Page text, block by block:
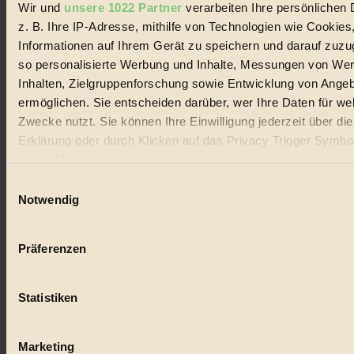
Wir und unsere 1022 Partner verarbeiten Ihre persönlichen
z. B. Ihre IP-Adresse, mithilfe von Technologien wie
Informationen auf Ihrem Gerät zu speichern und darauf
so personalisierte Werbung und Inhalte, Messungen von
Inhalten, Zielgruppenforschung sowie Entwicklung von
ermöglichen. Sie entscheiden darüber, wer Ihre Daten für
Zwecke nutzt. Sie können Ihre Einwilligung jederzeit über
Erklärung oder durch Klicken auf das Privacy Trigger
Wenn Sie es erlauben, würden wir auch gerne:
Ihr Gerät durch aktives Scannen nach bestimmten
Erfahren Sie mehr darüber, wie Ihre persönlichen Daten
Notwendig
Präferenzen
Statistiken
Marketing
GROSSER WIRBEL um Versuche, den Ozean und
seine Bewegungen festzuhalten.
Außerdem im Heft
RISKANT:Wenn Meeres- und Wildvögel im
Freilandhühnerbetrieb vorbeischauen.
Tropische Stechmücken fühlen sich in
Mitteleuropa inziwschen oft zu Hause.
GEMEINER:Es gibt nun Weinflaschen, die nach
Erhalte in regelmäßigen Abständen die aktuellsten Artikel,